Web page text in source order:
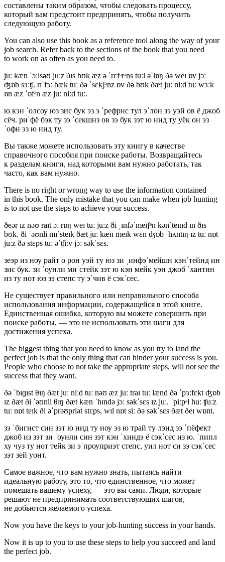
составлены таким образом, чтобы следовать процессу,
который вам предстоит предпринять, чтобы получить
следующую работу.
You can also use this book as a reference tool along the way of your
job search. Refer back to the sections of the book that you need
to work on as often as you need to.
juː kæn ˈɔːlsəʊ juːz ðɪs bʊk æz ə ˈrɛfᵊrᵊns tuːl əˈlɒŋ ðə weɪ ɒv jɔː
ʤɒb sɜːʧ. rɪˈfɜː bæk tuː ðə ˈsɛkʃᵊnz ɒv ðə bʊk ðæt juː niːd tuː wɜːk
ɒn æz ˈɒfᵊn æz juː niːd tuː.
ю кэн ˈолсоу юз зис бук эз э ˈрефрнс тул эˈлон зэ уэй ов ё джоб
сёч. риˈфё бэк ту зэ ˈсекшнз ов зэ бук зэт ю нид ту уёк он эз
ˈофн эз ю нид ту.
Вы также можете использовать эту книгу в качестве
справочного пособия при поиске работы. Возвращайтесь
к разделам книги, над которыми вам нужно работать, так
часто, как вам нужно.
There is no right or wrong way to use the information contained
in this book. The only mistake that you can make when job hunting
is to not use the steps to achieve your success.
ðeər ɪz nəʊ raɪt ɔː rɒŋ weɪ tuː juːz ði ˌɪnfəˈmeɪʃᵊn kənˈteɪnd ɪn ðɪs
bʊk. ði ˈəʊnli mɪˈsteɪk ðæt juː kæn meɪk wɛn ʤɒb ˈhʌntɪŋ ɪz tuː nɒt
juːz ðə stɛps tuː əˈʧiːv jɔː səkˈsɛs.
зеэр из ноу райт о рон уэй ту юз зи ˌинфэˈмейшн кэнˈтейнд ин
зис бук. зи ˈоунли миˈстейк зэт ю кэн мейк уэн джоб ˈхантин
из ту нот юз зэ степс ту эˈчив ё сэкˈсес.
Не существует правильного или неправильного способа
использования информации, содержащейся в этой книге.
Единственная ошибка, которую вы можете совершить при
поиске работы, — это не использовать эти шаги для
достижения успеха.
The biggest thing that you need to know as you try to land the
perfect job is that the only thing that can hinder your success is you.
People who choose to not take the appropriate steps, will not see the
success that they want.
ðə ˈbɪɡɪst θɪŋ ðæt juː niːd tuː nəʊ æz juː traɪ tuː lænd ðə ˈpɜːfɛkt ʤɒb
ɪz ðæt ði ˈəʊnli θɪŋ ðæt kæn ˈhɪndə jɔː səkˈsɛs ɪz juː. ˈpiːpᵊl huː ʧuːz
tuː nɒt teɪk ði əˈprəʊpriət stɛps, wɪl nɒt siː ðə səkˈsɛs ðæt ðeɪ wɒnt.
зэ ˈбигист син зэт ю нид ту ноу эз ю трай ту лэнд зэ ˈпёфект
джоб из зэт зи ˈоунли син зэт кэн ˈхиндэ ё сэкˈсес из ю. ˈпипл
ху чуз ту нот тейк зи эˈпроуприэт степс, уил нот си зэ сэкˈсес
зэт зей уонт.
Самое важное, что вам нужно знать, пытаясь найти
идеальную работу, это то, что единственное, что может
помешать вашему успеху, — это вы сами. Люди, которые
решают не предпринимать соответствующих шагов,
не добьются желаемого успеха.
Now you have the keys to your job-hunting success in your hands.
Now it is up to you to use these steps to help you succeed and land
the perfect job.